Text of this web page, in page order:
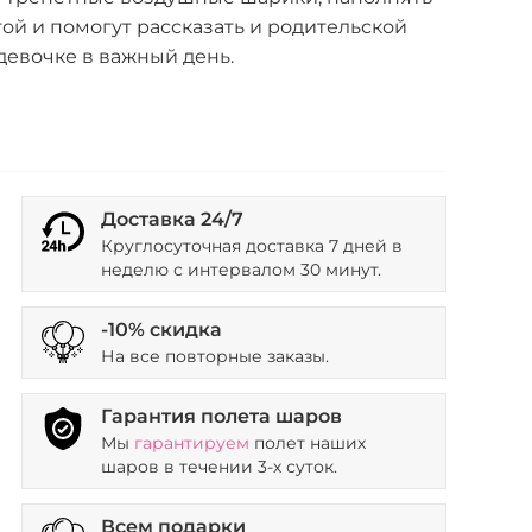
и помогут рассказать и родительской
в важный день.
Доставка 24/7
Круглосуточная доставка 7 дней в
неделю с интервалом 30 минут.
-10% скидка
На все повторные заказы.
Гарантия полета шаров
Мы гарантируем полет наших
шаров в течении 3-х суток.
Всем подарки